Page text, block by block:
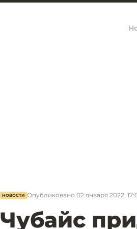
НОВОСТИ Опубликовано 02 января 2022,
Чубайс